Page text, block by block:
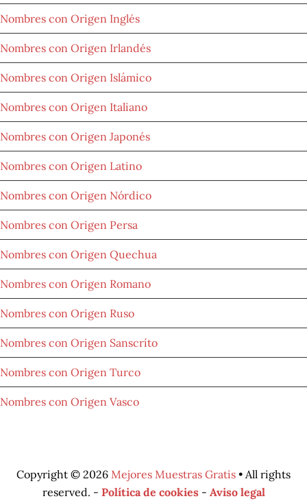
Nombres con Origen Inglés
Nombres con Origen Irlandés
Nombres con Origen Islámico
Nombres con Origen Italiano
Nombres con Origen Japonés
Nombres con Origen Latino
Nombres con Origen Nórdico
Nombres con Origen Persa
Nombres con Origen Quechua
Nombres con Origen Romano
Nombres con Origen Ruso
Nombres con Origen Sanscríto
Nombres con Origen Turco
Nombres con Origen Vasco
Copyright © 2026 Mejores Muestras Gratis • All rights
reserved. - Política de cookies- Aviso legal